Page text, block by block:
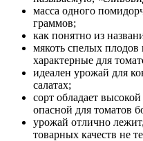
масса одного
граммов;
как понятно из
мякоть спелых плодов
характерные для
идеален урожай для
салатах;
сорт обладает
опасной для томатов
урожай отлично
товарных качеств не